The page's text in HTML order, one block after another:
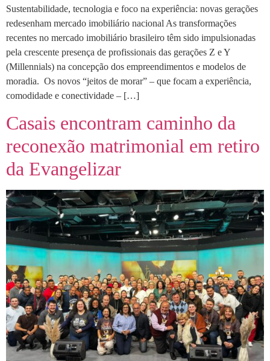
Sustentabilidade, tecnologia e foco na experiência: novas gerações
redesenham mercado imobiliário nacional As transformações
recentes no mercado imobiliário brasileiro têm sido impulsionadas
pela crescente presença de profissionais das gerações Z e Y
(Millennials) na concepção dos empreendimentos e modelos de
moradia. Os novos “jeitos de morar” – que focam a experiência,
comodidade e conectividade – […]
Casais encontram caminho da
reconexão matrimonial em retiro
da Evangelizar